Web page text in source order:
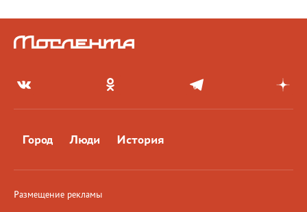
Город Люди История
Размещение рекламы